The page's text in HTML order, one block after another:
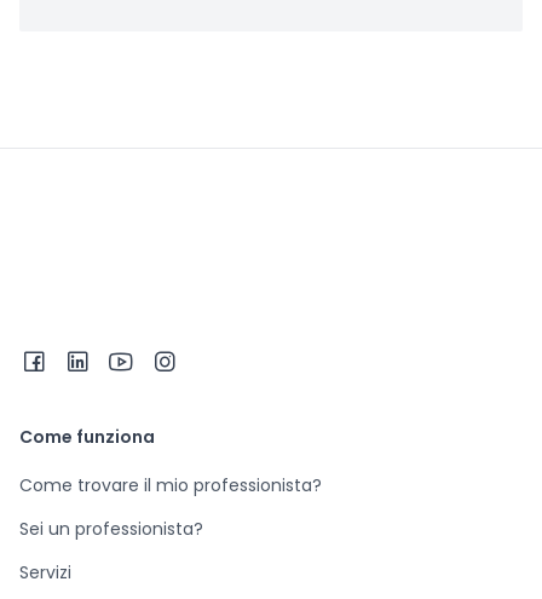
Come funziona
Come trovare il mio professionista?
Sei un professionista?
Servizi